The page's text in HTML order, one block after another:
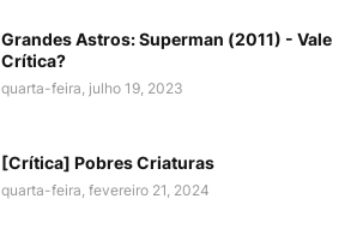
Grandes Astros: Superman (2011) - Vale
Crítica?
quarta-feira, julho 19, 2023
[Crítica] Pobres Criaturas
quarta-feira, fevereiro 21, 2024